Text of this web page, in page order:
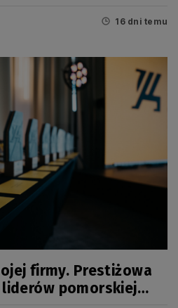
16 dni temu
firmy. Prestiżowa
pomorskiej